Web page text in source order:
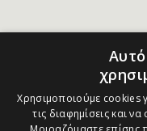
Χρησιμοποιούμε cookies
τις διαφημίσεις και